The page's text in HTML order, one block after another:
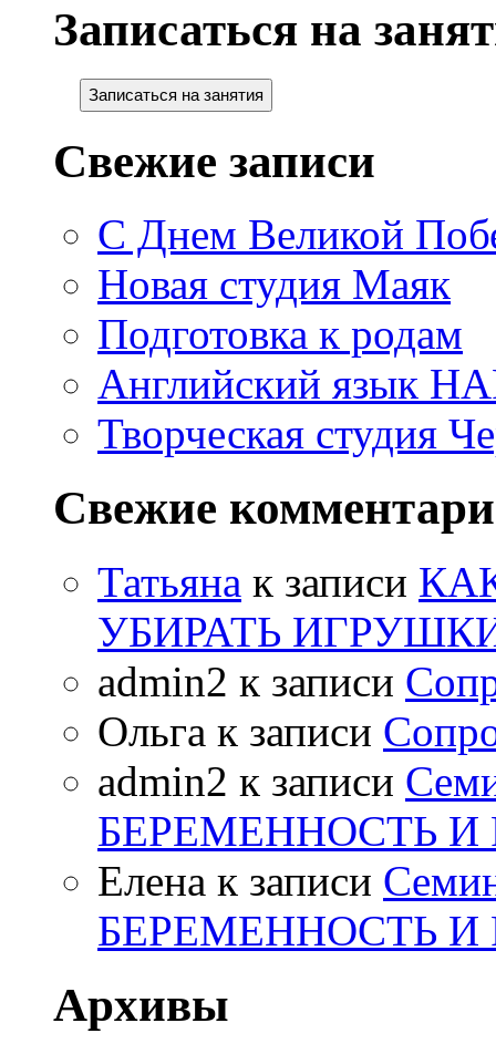
Записаться на
Записаться на занятия
Свежие записи
С Днем Великой
Новая студия Маяк
Подготовка к родам
Английский язык
Творческая студия
Свежие
Татьяна к записи
УБИРАТЬ
admin2 к записи
Ольга к записи
admin2 к записи
БЕРЕМЕННОСТЬ И
Елена к записи
БЕРЕМЕННОСТЬ И
Архивы